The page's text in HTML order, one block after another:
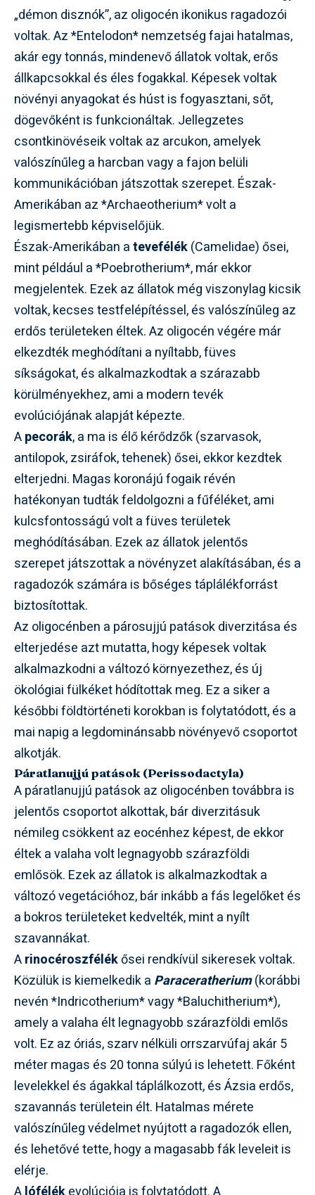
„démon disznók”, az oligocén ikonikus ragadozói
voltak. Az *Entelodon* nemzetség fajai hatalmas,
akár egy tonnás, mindenevő állatok voltak, erős
állkapcsokkal és éles fogakkal. Képesek voltak
növényi anyagokat és húst is fogyasztani, sőt,
dögevőként is funkcionáltak. Jellegzetes
csontkinövéseik voltak az arcukon, amelyek
valószínűleg a harcban vagy a fajon belüli
kommunikációban játszottak szerepet. Észak-
Amerikában az *Archaeotherium* volt a
legismertebb képviselőjük.
Észak-Amerikában atevefélék(Camelidae) ősei,
mint például a *Poebrotherium*, már ekkor
megjelentek. Ezek az állatok még viszonylag kicsik
voltak, kecses testfelépítéssel, és valószínűleg az
erdős területeken éltek. Az oligocén végére már
elkezdték meghódítani a nyíltabb, füves
síkságokat, és alkalmazkodtak a szárazabb
körülményekhez, ami a modern tevék
evolúciójának alapját képezte.
Apecorák, a ma is élő kérődzők (szarvasok,
antilopok, zsiráfok, tehenek) ősei, ekkor kezdtek
elterjedni. Magas koronájú fogaik révén
hatékonyan tudták feldolgozni a fűféléket, ami
kulcsfontosságú volt a füves területek
meghódításában. Ezek az állatok jelentős
szerepet játszottak a növényzet alakításában, és a
ragadozók számára is bőséges táplálékforrást
biztosítottak.
Az oligocénben a párosujjú patások diverzitása és
elterjedése azt mutatta, hogy képesek voltak
alkalmazkodni a változó környezethez, és új
ökológiai fülkéket hódítottak meg. Ez a siker a
későbbi földtörténeti korokban is folytatódott, és a
mai napig a legdominánsabb növényevő csoportot
alkotják.
Páratlanujjú patások (Perissodactyla)
A páratlanujjú patások az oligocénben továbbra is
jelentős csoportot alkottak, bár diverzitásuk
némileg csökkent az eocénhez képest, de ekkor
éltek a valaha volt legnagyobb szárazföldi
emlősök. Ezek az állatok is alkalmazkodtak a
változó vegetációhoz, bár inkább a fás legelőket és
a bokros területeket kedvelték, mint a nyílt
szavannákat.
Arinocéroszfélékősei rendkívül sikeresek voltak.
Közülük is kiemelkedik a Paraceratherium(korábbi
nevén *Indricotherium* vagy *Baluchitherium*),
amely a valaha élt legnagyobb szárazföldi emlős
volt. Ez az óriás, szarv nélküli orrszarvúfaj akár 5
méter magas és 20 tonna súlyú is lehetett. Főként
levelekkel és ágakkal táplálkozott, és Ázsia erdős,
szavannás területein élt. Hatalmas mérete
valószínűleg védelmet nyújtott a ragadozók ellen,
és lehetővé tette, hogy a magasabb fák leveleit is
elérje.